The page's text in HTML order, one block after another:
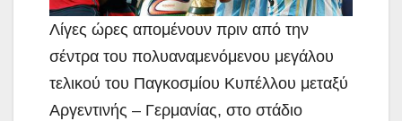
Λίγες ώρες απομένουν πριν από την
σέντρα του πολυαναμενόμενου μεγάλου
τελικού του Παγκοσμίου Κυπέλλου μεταξύ
Αργεντινής – Γερμανίας, στο στάδιο